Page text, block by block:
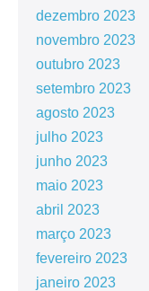
dezembro 2023
novembro 2023
outubro 2023
setembro 2023
agosto 2023
julho 2023
junho 2023
maio 2023
abril 2023
março 2023
fevereiro 2023
janeiro 2023